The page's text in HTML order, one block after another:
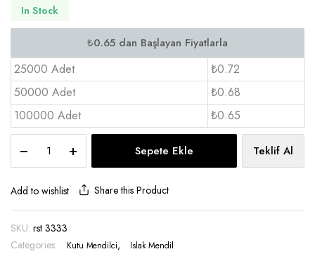
In Stock
25000 Adet
₺0.72
50000 Adet
₺0.68
100000 Adet
₺0.65
Peçete
Çift
Kat
RST
3333
Sepete Ekle Teklif Al
Add to wishlist Share this Product
SKU: rst 3333
Categories:
Kutu Mendilci, Islak Mendil